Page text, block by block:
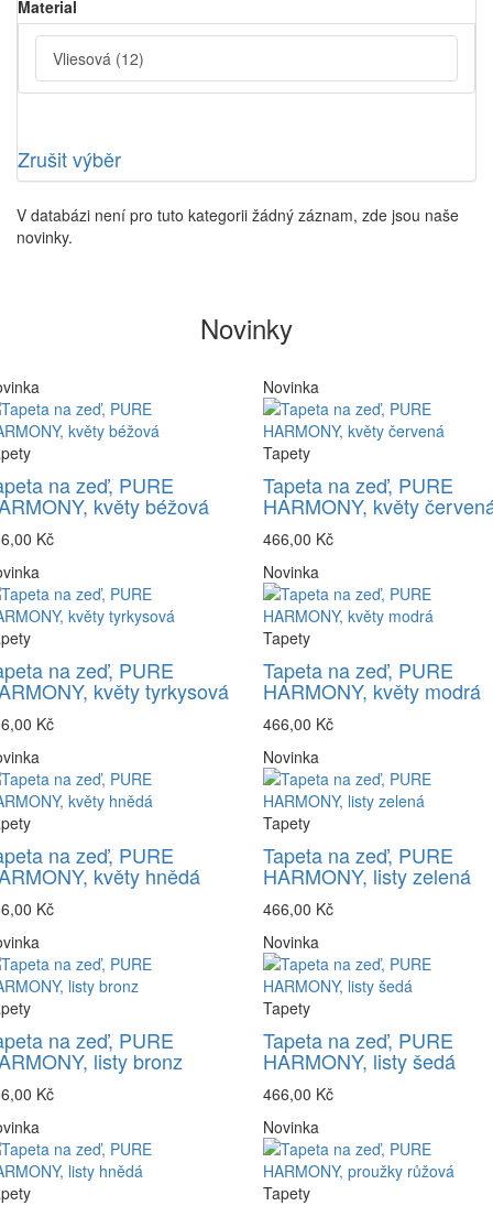
Material
Vliesová (12)
Zrušit výběr
V databázi není pro tuto kategorii žádný záznam, zde jsou naše
novinky.
Novinky
na zeď, PURE
květy béžová
Kč
Novinka
Tapety
Tapeta na zeď, PURE
HARMONY, květy
466,00 Kč
na zeď, PURE
květy tyrkysová
Kč
Novinka
Tapety
Tapeta na zeď, PURE
HARMONY, květy modrá
466,00 Kč
na zeď, PURE
květy hnědá
Kč
Novinka
Tapety
Tapeta na zeď, PURE
HARMONY, listy zelená
466,00 Kč
na zeď, PURE
listy bronz
Kč
Novinka
Tapety
Tapeta na zeď, PURE
HARMONY, listy šedá
466,00 Kč
Novinka
Tapety